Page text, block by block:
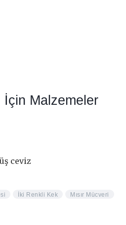
İçin Malzemeler
ceviz
İki Renkli Kek
Mısır Mücveri